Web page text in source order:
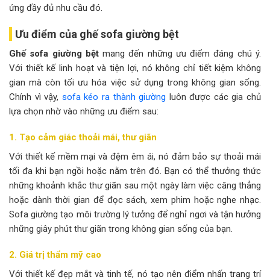
ứng đầy đủ nhu cầu đó.
Ưu điểm của ghế sofa giường bệt
Ghế sofa giường bệtmang đến những ưu điểm đáng chú ý.
Với thiết kế linh hoạt và tiện lợi, nó không chỉ tiết kiệm không
gian mà còn tối ưu hóa việc sử dụng trong không gian sống.
Chính vì vậy, sofa kéo ra thành giường luôn được các gia chủ
lựa chọn nhờ vào những ưu điểm sau:
1. Tạo cảm giác thoải mái, thư giãn
Với thiết kế mềm mại và đệm êm ái, nó đảm bảo sự thoải mái
tối đa khi bạn ngồi hoặc nằm trên đó. Bạn có thể thưởng thức
những khoảnh khắc thư giãn sau một ngày làm việc căng thẳng
hoặc dành thời gian để đọc sách, xem phim hoặc nghe nhạc.
Sofa giường tạo môi trường lý tưởng để nghỉ ngơi và tận hưởng
những giây phút thư giãn trong không gian sống của bạn.
2. Giá trị thẩm mỹ cao
Với thiết kế đẹp mắt và tinh tế, nó tạo nên điểm nhấn trang trí